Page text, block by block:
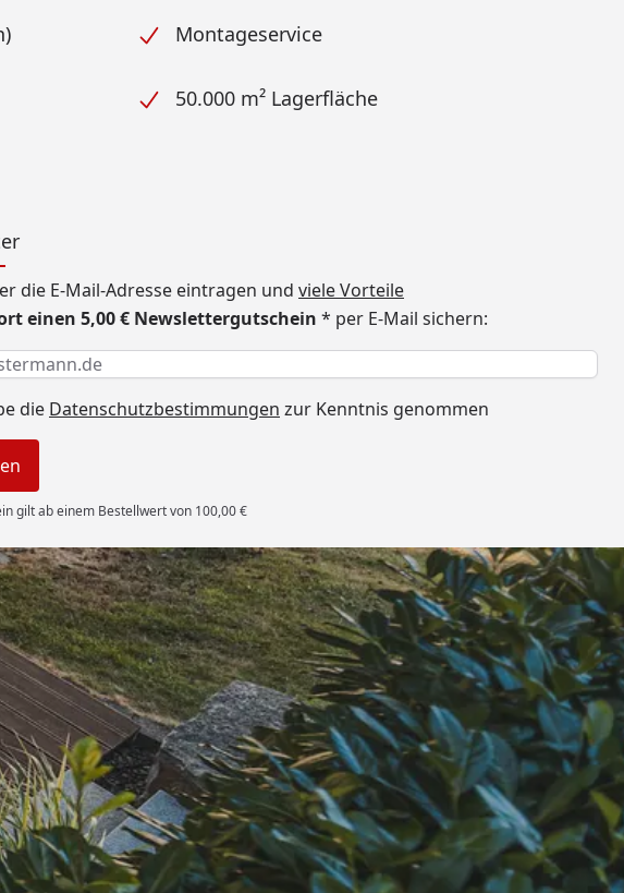
Montageservice
50.000 m² Lagerfläche
die E-Mail-Adresse eintragen und viele Vorteile
einen 5,00 € Newslettergutschein * per E-Mail sichern:
erforderlich
die Datenschutzbestimmungen zur Kenntnis genommen
gilt ab einem Bestellwert von 100,00 €
Zahlungsarten